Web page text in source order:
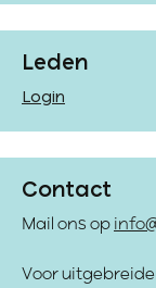
Leden
Login
Contact
Mail ons op
Voor